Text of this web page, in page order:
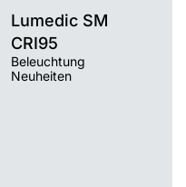
Lumedic SM
CRI95
Beleuchtung
Neuheiten